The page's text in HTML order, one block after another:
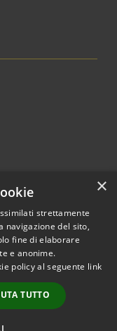
© 2026 • Comune di
•
Accesso
redazione
×
strettamente
navigazione del sito,
fine di elaborare
e anonime.
policy al seguente link
TUTTO